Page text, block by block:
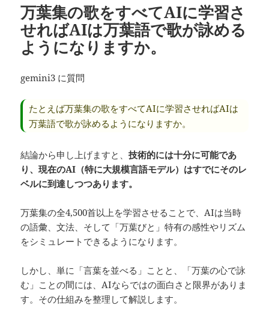
万葉集の歌をすべてAIに学習さ
せればAIは万葉語で歌が詠める
ようになりますか。
gemini3 に質問
たとえば万葉集の歌をすべてAIに学習させればAIは
万葉語で歌が詠めるようになりますか。
結論から申し上げますと、技術的には十分に可能であ
り、現在のAI（特に大規模言語モデル）はすでにそのレ
ベルに到達しつつあります。
万葉集の全4,500首以上を学習させることで、AIは当時
の語彙、文法、そして「万葉びと」特有の感性やリズム
をシミュレートできるようになります。
しかし、単に「言葉を並べる」ことと、「万葉の心で詠
む」ことの間には、AIならではの面白さと限界がありま
す。その仕組みを整理して解説します。